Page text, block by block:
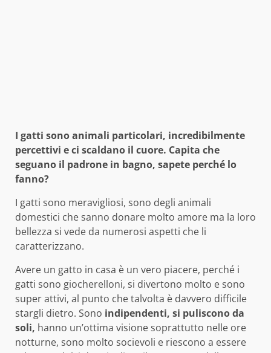
I gatti sono animali particolari, incredibilmente
percettivi e ci scaldano il cuore. Capita che
seguano il padrone in bagno, sapete perché lo
fanno?
I gatti sono meravigliosi, sono degli animali
domestici che sanno donare molto amore ma la loro
bellezza si vede da numerosi aspetti che li
caratterizzano.
Avere un gatto in casa è un vero piacere, perché i
gatti sono giocherelloni, si divertono molto e sono
super attivi, al punto che talvolta è davvero difficile
stargli dietro. Sono indipendenti, si puliscono da
soli, hanno un’ottima visione soprattutto nelle ore
notturne, sono molto socievoli e riescono a essere